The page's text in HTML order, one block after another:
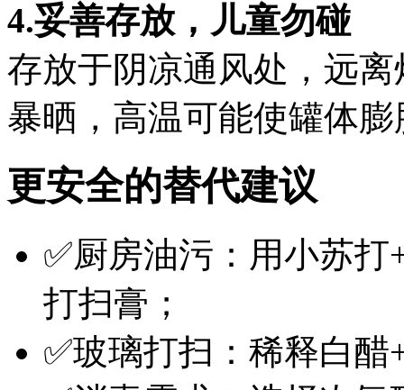
4.妥善存放，儿童勿碰
存放于阴凉通风处，远
暴晒，高温可能使罐体
更安全的替代建议
✅厨房油污：用小苏
打扫膏；
✅玻璃打扫：稀释白